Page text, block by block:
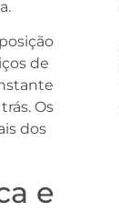
de
Os
dos
e